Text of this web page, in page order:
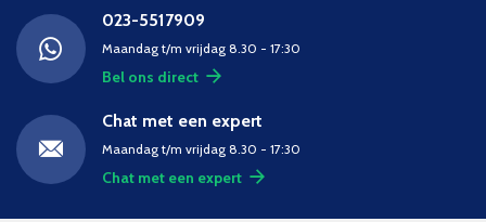
023-5517909
Maandag t/m vrijdag 8.30 - 17:30
Bel ons direct
Chat met een expert
Maandag t/m vrijdag 8.30 - 17:30
Chat met een expert